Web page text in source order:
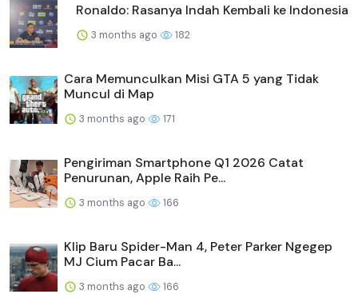
Ronaldo: Rasanya Indah Kembali ke Indonesia
3 months ago 182
Cara Memunculkan Misi GTA 5 yang Tidak
Muncul di Map
3 months ago 171
Pengiriman Smartphone Q1 2026 Catat
Penurunan, Apple Raih Pe...
3 months ago 166
Klip Baru Spider-Man 4, Peter Parker Ngegep
MJ Cium Pacar Ba...
3 months ago 166